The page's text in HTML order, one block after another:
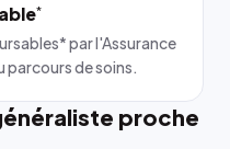
*
par l'Assurance
parcours de soins.
proche